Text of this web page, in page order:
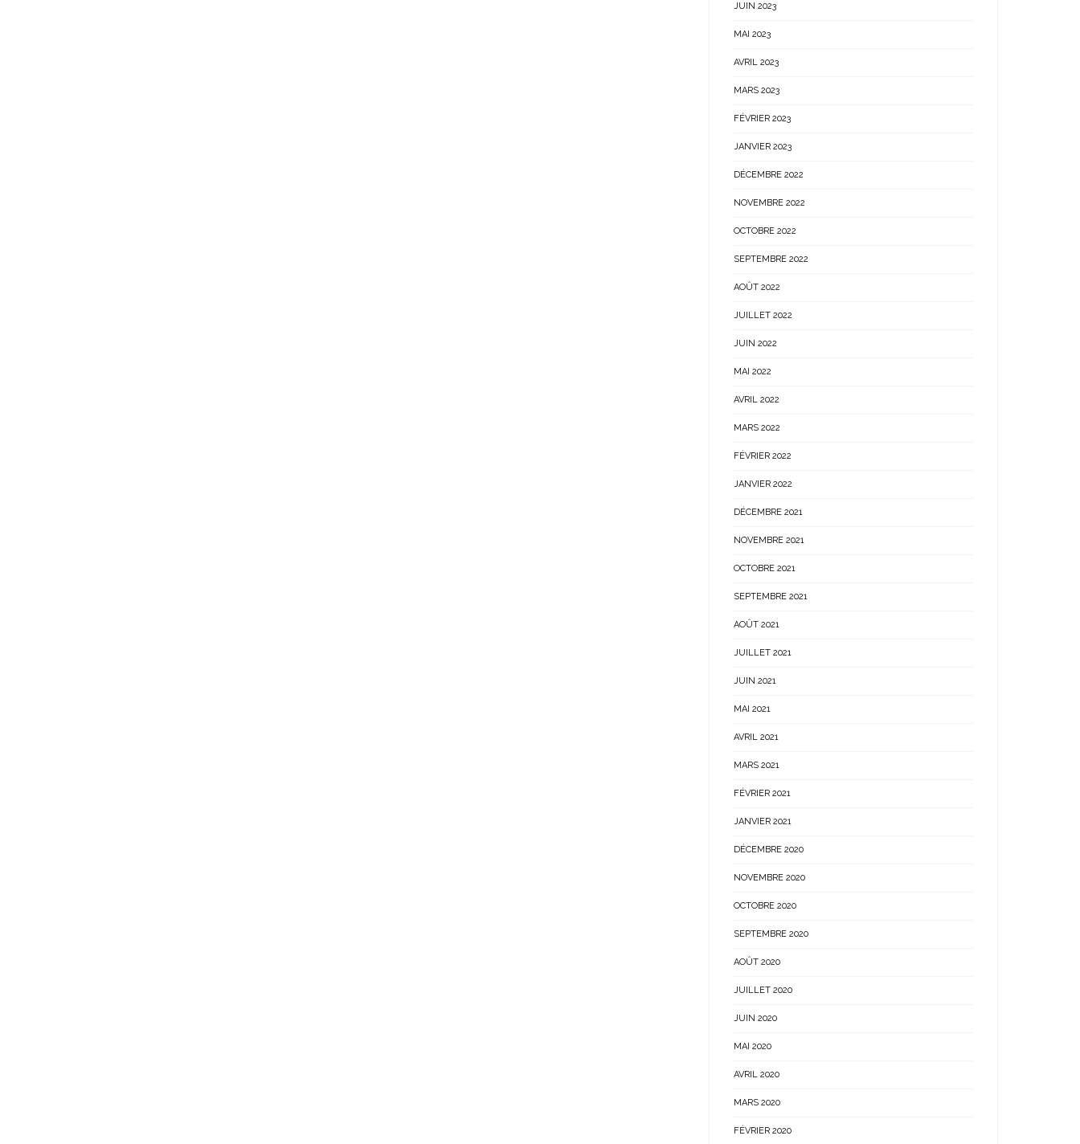
JUIN 2023
MAI 2023
AVRIL 2023
MARS 2023
FÉVRIER 2023
JANVIER 2023
DÉCEMBRE 2022
NOVEMBRE 2022
OCTOBRE 2022
SEPTEMBRE 2022
AOÛT 2022
JUILLET 2022
JUIN 2022
MAI 2022
AVRIL 2022
MARS 2022
FÉVRIER 2022
JANVIER 2022
DÉCEMBRE 2021
NOVEMBRE 2021
OCTOBRE 2021
SEPTEMBRE 2021
AOÛT 2021
JUILLET 2021
JUIN 2021
MAI 2021
AVRIL 2021
MARS 2021
FÉVRIER 2021
JANVIER 2021
DÉCEMBRE 2020
NOVEMBRE 2020
OCTOBRE 2020
SEPTEMBRE 2020
AOÛT 2020
JUILLET 2020
JUIN 2020
MAI 2020
AVRIL 2020
MARS 2020
FÉVRIER 2020